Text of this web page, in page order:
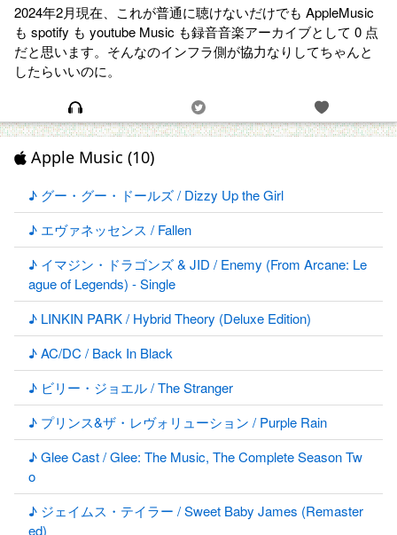
2024年2月現在、これが普通に聴けないだけでも AppleMusic
も spotify も youtube Music も録音音楽アーカイブとして 0 点
だと思います。そんなのインフラ側が協力なりしてちゃんと
したらいいのに。
Apple Music (10)
♪ グー・グー・ドールズ / Dizzy Up the Girl
♪ エヴァネッセンス / Fallen
♪ イマジン・ドラゴンズ & JID / Enemy (From Arcane: Le
ague of Legends) - Single
♪ LINKIN PARK / Hybrid Theory (Deluxe Edition)
♪ AC/DC / Back In Black
♪ ビリー・ジョエル / The Stranger
♪ プリンス&ザ・レヴォリューション / Purple Rain
♪ Glee Cast / Glee: The Music, The Complete Season Tw
o
♪ ジェイムス・テイラー / Sweet Baby James (Remaster
ed)